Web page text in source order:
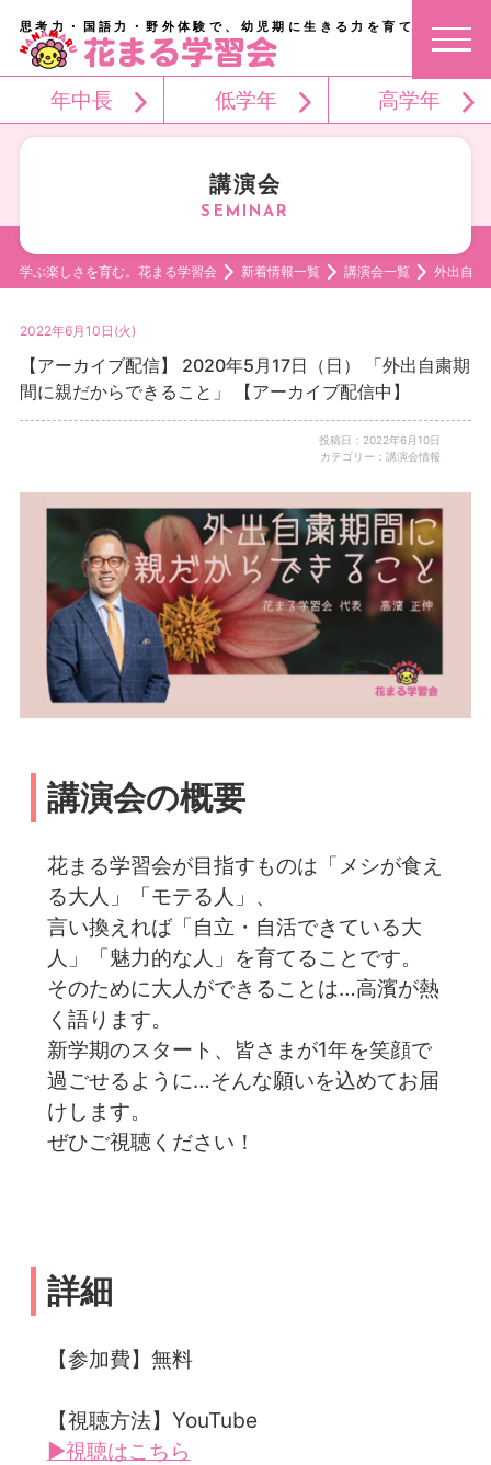
思考力・国語力・野外体験で、幼児期に生きる力を育てる。
年中長 低学年 高学年
講演会
学ぶ楽しさを育む。花まる学習会 新着情報一覧 講演会一覧 外出自粛
2022年6月10日(火)
【アーカイブ配信】 2020年5月17日（日） 「外出自粛期
間に親だからできること」 【アーカイブ配信中】
投稿日：2022年6月10日
カテゴリー：講演会情報
講演会の概要
花まる学習会が目指すものは「メシが食え
る大人」「モテる人」、
言い換えれば「自立・自活できている大
人」「魅力的な人」を育てることです。
そのために大人ができることは…高濱が熱
く語ります。
新学期のスタート、皆さまが1年を笑顔で
過ごせるように…そんな願いを込めてお届
けします。
ぜひご視聴ください！
詳細
【参加費】無料
【視聴方法】YouTube
▶視聴はこちら